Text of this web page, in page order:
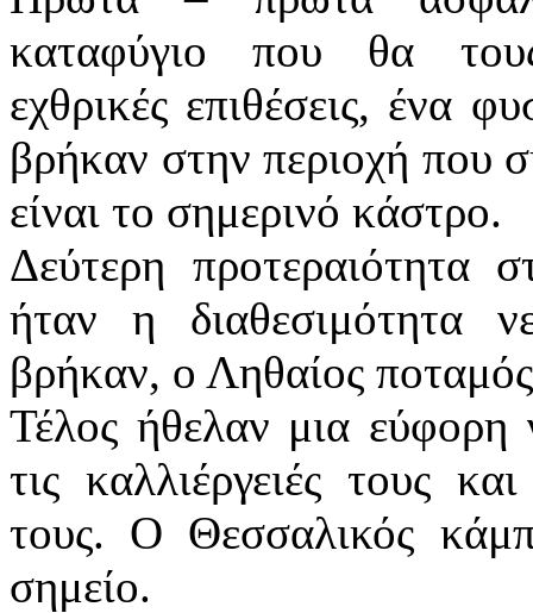
καταφύγιο που θα
εχθρικές επιθέσεις, ένα
βρήκαν στην περιοχή που
είναι το σημερινό κάστρο.
Δεύτερη προτεραιότητα
ήταν η διαθεσιμότητα
βρήκαν, ο Ληθαίος
Τέλος ήθελαν μια
τις καλλιέργειές τους
τους. Ο Θεσσαλικός
σημείο.